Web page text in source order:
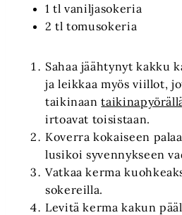
1 tl vaniljasokeria
2 tl tomusokeria
Sahaa jäähtynyt kakku
ja leikkaa myös viillot,
taikinaan
irtoavat toisistaan.
Koverra kokaiseen
lusikoi syvennykseen
Vatkaa kerma
sokereilla.
Levitä kerma kakun